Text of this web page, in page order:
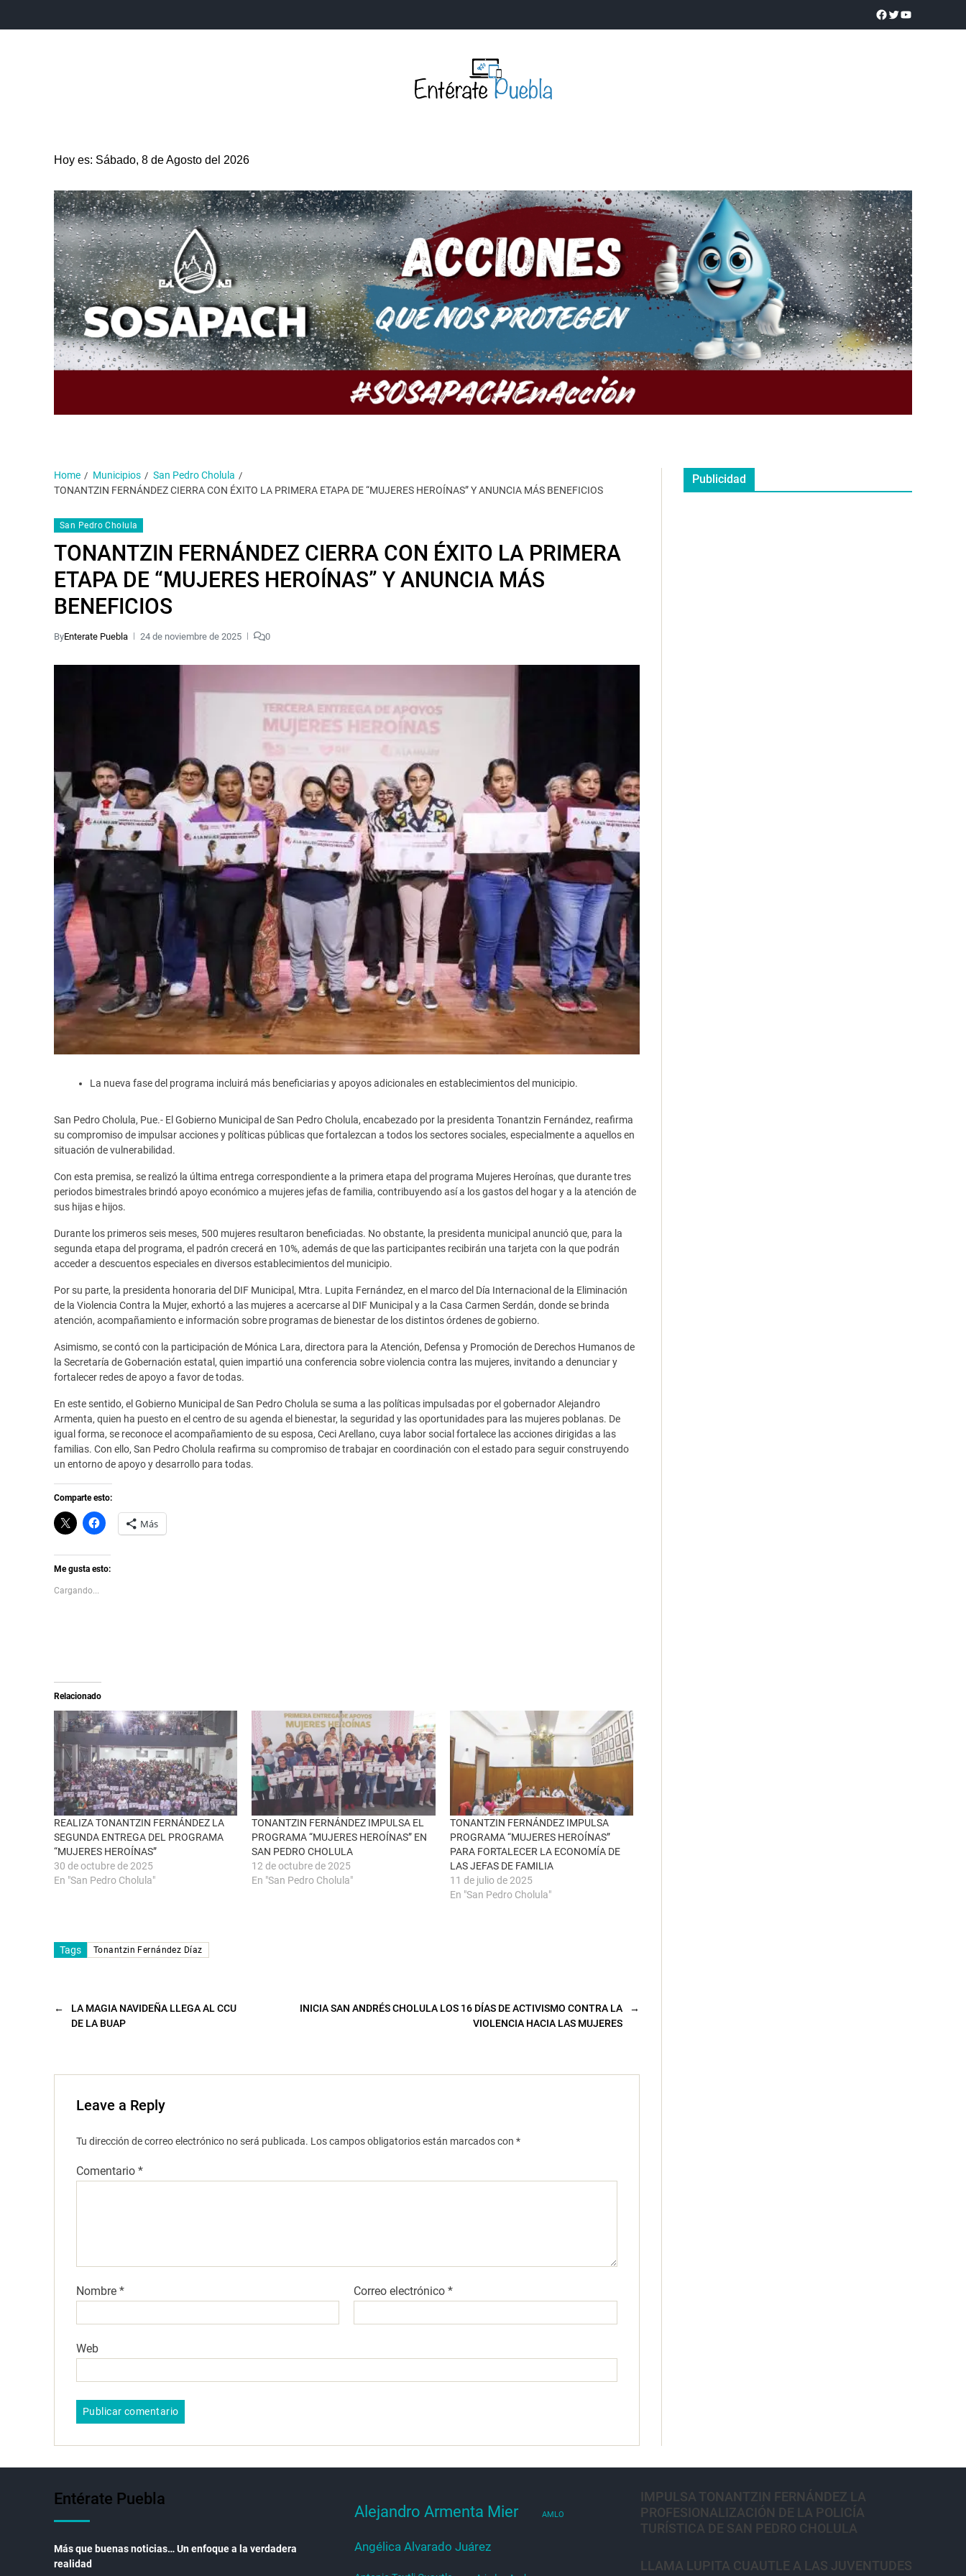
ENTRETENIMIENTO SALUD DEPORTES CIENCIA Y TECNOLOGÍA OPINIÓN SOCIEDAD ANUNCIOS
Hoy es: Sábado, 8 de Agosto del 2026
Home Municipios
San Pedro Cholula
TONANTZIN FERNÁNDEZ CIERRA CON ÉXITO LA PRIMERA ETAPA DE “MUJERES HEROÍNAS” Y ANUNCIA MÁS BENEFICIOS
San Pedro Cholula
TONANTZIN FERNÁNDEZ CIERRA CON ÉXITO LA PRIMERA
ETAPA DE “MUJERES HEROÍNAS” Y ANUNCIA MÁS
BENEFICIOS
ByEnterate Puebla 24 de noviembre de 2025 0
La nueva fase del programa incluirá más beneficiarias y apoyos adicionales en establecimientos del municipio.
San Pedro Cholula, Pue.- El Gobierno Municipal de San Pedro Cholula, encabezado por la presidenta Tonantzin Fernández, reafirma
su compromiso de impulsar acciones y políticas públicas que fortalezcan a todos los sectores sociales, especialmente a aquellos en
situación de vulnerabilidad.
Con esta premisa, se realizó la última entrega correspondiente a la primera etapa del programa Mujeres Heroínas, que durante tres
periodos bimestrales brindó apoyo económico a mujeres jefas de familia, contribuyendo así a los gastos del hogar y a la atención de
sus hijas e hijos.
Durante los primeros seis meses, 500 mujeres resultaron beneficiadas. No obstante, la presidenta municipal anunció que, para la
segunda etapa del programa, el padrón crecerá en 10%, además de que las participantes recibirán una tarjeta con la que podrán
acceder a descuentos especiales en diversos establecimientos del municipio.
Por su parte, la presidenta honoraria del DIF Municipal, Mtra. Lupita Fernández, en el marco del Día Internacional de la Eliminación
de la Violencia Contra la Mujer, exhortó a las mujeres a acercarse al DIF Municipal y a la Casa Carmen Serdán, donde se brinda
atención, acompañamiento e información sobre programas de bienestar de los distintos órdenes de gobierno.
Asimismo, se contó con la participación de Mónica Lara, directora para la Atención, Defensa y Promoción de Derechos Humanos de
la Secretaría de Gobernación estatal, quien impartió una conferencia sobre violencia contra las mujeres, invitando a denunciar y
fortalecer redes de apoyo a favor de todas.
En este sentido, el Gobierno Municipal de San Pedro Cholula se suma a las políticas impulsadas por el gobernador Alejandro
Armenta, quien ha puesto en el centro de su agenda el bienestar, la seguridad y las oportunidades para las mujeres poblanas. De
igual forma, se reconoce el acompañamiento de su esposa, Ceci Arellano, cuya labor social fortalece las acciones dirigidas a las
familias. Con ello, San Pedro Cholula reafirma su compromiso de trabajar en coordinación con el estado para seguir construyendo
un entorno de apoyo y desarrollo para todas.
Comparte esto:
C
l
k
t
o
s
h
e
a
b
r
e
e
u
v
e
n
t
a
n
a
n
u
e
v
a
)
H
a
l
i
t
r
e
n
F
a
c
e
b
o
o
k
(
S
e
a
b
r
e
e
n
u
t
a
n
v
)
Más
Me gusta esto:
Cargando...
Relacionado
REALIZA TONANTZIN FERNÁNDEZ LA
SEGUNDA ENTREGA DEL PROGRAMA
“MUJERES HEROÍNAS”
30 de octubre de 2025
En "San Pedro Cholula"
TONANTZIN FERNÁNDEZ IMPULSA EL
PROGRAMA “MUJERES HEROÍNAS” EN
SAN PEDRO CHOLULA
12 de octubre de 2025
En "San Pedro Cholula"
TONANTZIN FERNÁNDEZ IMPULSA
PROGRAMA “MUJERES HEROÍNAS”
PARA FORTALECER LA ECONOMÍA DE
LAS JEFAS DE FAMILIA
11 de julio de 2025
En "San Pedro Cholula"
Tags Tonantzin Fernández Díaz
←
LA MAGIA NAVIDEÑA LLEGA AL CCU
DE LA BUAP
→
INICIA SAN ANDRÉS CHOLULA LOS 16 DÍAS DE ACTIVISMO CONTRA LA
VIOLENCIA HACIA LAS MUJERES
Leave a Reply
Tu dirección de correo electrónico no será publicada. Los campos obligatorios están marcados con *
Comentario *
Nombre * Correo electrónico*
Web
Publicidad
Entérate Puebla
Más que buenas noticias… Un enfoque a la verdadera
realidad
Alejandro Armenta Mier AMLO
Angélica Alvarado Juárez
IMPULSA TONANTZIN FERNÁNDEZ LA
PROFESIONALIZACIÓN DE LA POLICÍA
TURÍSTICA DE SAN PEDRO CHOLULA
LLAMA LUPITA CUAUTLE A LAS JUVENTUDES